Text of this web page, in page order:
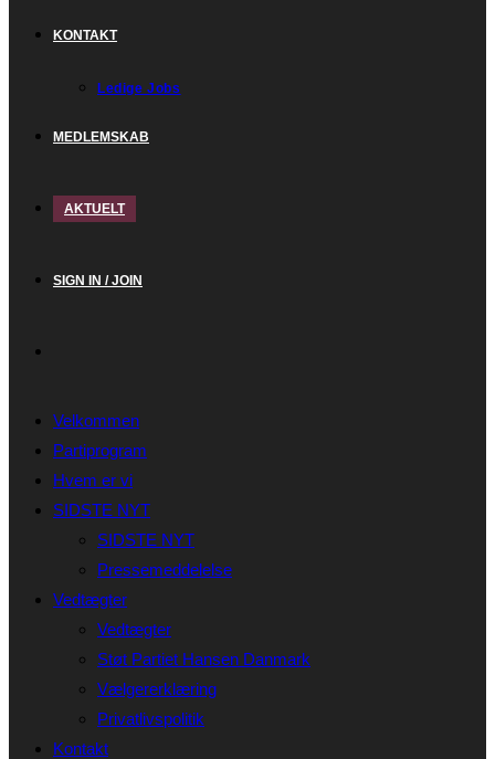
KONTAKT
Ledige Jobs
MEDLEMSKAB
AKTUELT
SIGN IN / JOIN
Velkommen
Partiprogram
Hvem er vi
SIDSTE NYT
SIDSTE NYT
Pressemeddelelse
Vedtægter
Vedtægter
Støt Partiet Hansen Danmark
Vælgererklæring
Privatlivspolitik
Kontakt